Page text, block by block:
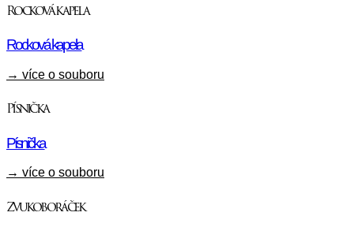
Rocková kapela
Rocková kapela
→ více o souboru
Písnička
Písnička
→ více o souboru
Zvukoboráček